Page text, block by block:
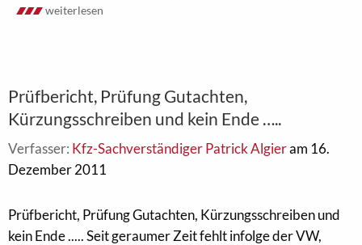
weiterlesen
Prüfbericht, Prüfung Gutachten,
Kürzungsschreiben und kein Ende …..
Verfasser: Kfz-Sachverständiger Patrick Algieram 16.
Dezember 2011
Prüfbericht, Prüfung Gutachten, Kürzungsschreiben und
kein Ende ..... Seit geraumer Zeit fehlt infolge der VW,